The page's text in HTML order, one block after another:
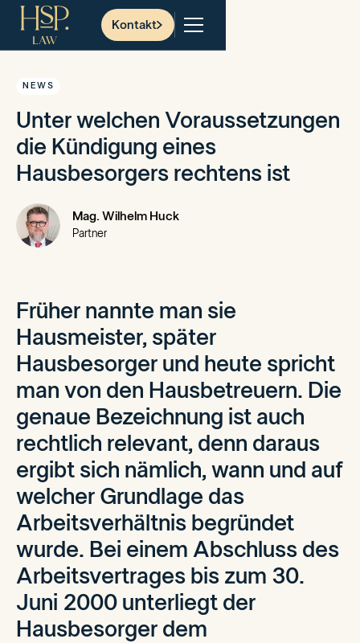
Kontakt
NEWS
Unter welchen Voraussetzungen
die Kündigung eines
Hausbesorgers rechtens ist
Mag. Wilhelm Huck
Partner
Früher nannte man sie
Hausmeister, später
Hausbesorger und heute spricht
man von den Hausbetreuern. Die
genaue Bezeichnung ist auch
rechtlich relevant, denn daraus
ergibt sich nämlich, wann und auf
welcher Grundlage das
Arbeitsverhältnis begründet
wurde. Bei einem Abschluss des
Arbeitsvertrages bis zum 30.
Juni 2000 unterliegt der
Hausbesorger dem